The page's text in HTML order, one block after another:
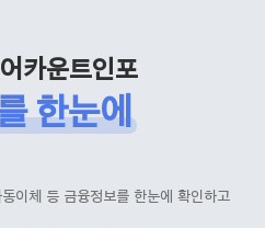
카운트인포
한눈에
이체 등 금융정보를 한눈에 확인하고